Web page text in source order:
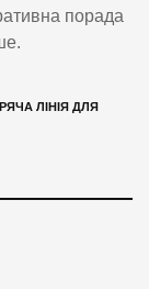
порада
ЛІНІЯ ДЛЯ